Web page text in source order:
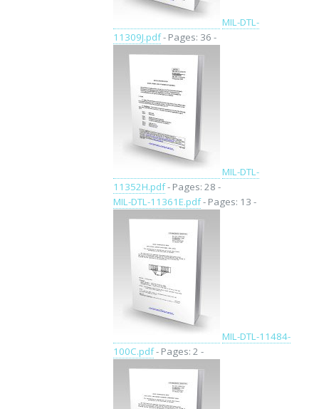
MIL-DTL-
11309J.pdf- Pages: 36 -
MIL-DTL-
11352H.pdf- Pages: 28 -
MIL-DTL-11361E.pdf- Pages: 13 -
MIL-DTL-11484-
100C.pdf- Pages: 2 -